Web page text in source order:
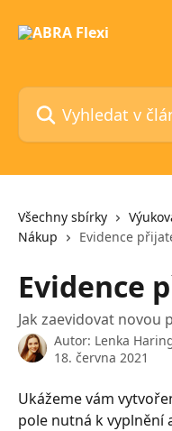
Vyhledat v článcích…
Všechny sbírky
Nákup
Evidence
Evidence
Jak zaevidovat
Autor: Lenka
18. června 2021
Ukážeme vám
pole nutná k vyplnění